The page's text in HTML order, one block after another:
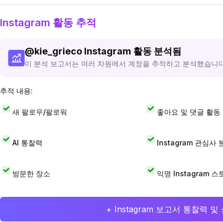
Instagram 활동 추적
@kie_grieco Instagram 활동 분석됨
이 분석 보고서는 여러 차원에서 계정을 추적하고 분석했습니
추적 내용:
새 팔로우/팔로워 좋아요 및 댓글 활동
AI 통찰력 Instagram 관심사
방문한 장소 익명 Instagram 스
+ Instagram 보고서 통찰력 및